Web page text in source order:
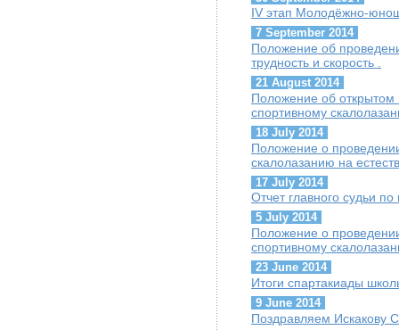
IV этап Молодёжно-
7 September 2014
Положение об
трудность и скорость .
21 August 2014
Положение об
спортивному
18 July 2014
Положение о
скалолазанию на
17 July 2014
Отчет главного судьи
5 July 2014
Положение о
спортивному
23 June 2014
Итоги спартакиады
9 June 2014
Поздравляем Искакову